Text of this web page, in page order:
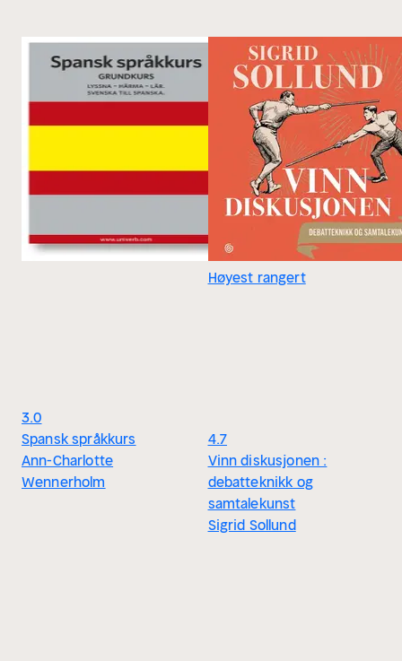
3.0
Spansk språkkurs
Ann-Charlotte
Wennerholm
Høyest rangert
4.7
Vinn diskusjonen :
debatteknikk og
samtalekunst
Sigrid Sollund